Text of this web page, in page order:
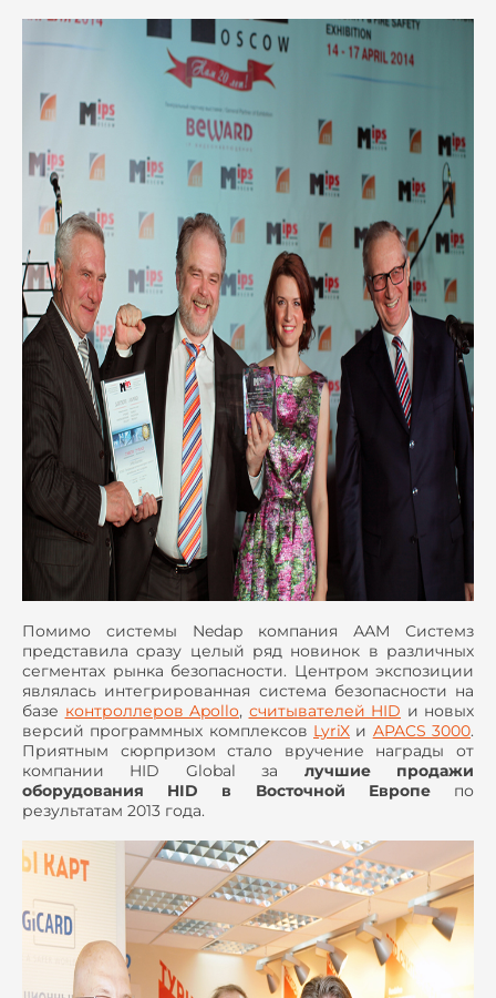
Помимо системы Nedap компания ААМ Системз
представила сразу целый ряд новинок в различных
сегментах рынка безопасности. Центром экспозиции
являлась интегрированная система безопасности на
базе контроллеров Apollo, считывателей HID и новых
версий программных комплексов LyriX и APACS 3000.
Приятным сюрпризом стало вручение награды от
компании HID Globalза лучшие продажи
оборудования HID в Восточной Европепо
результатам 2013 года.